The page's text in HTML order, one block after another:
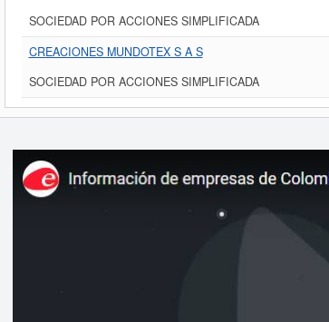
SOCIEDAD POR ACCIONES SIMPLIFICADA
CREACIONES MUNDOTEX S A S
SOCIEDAD POR ACCIONES SIMPLIFICADA